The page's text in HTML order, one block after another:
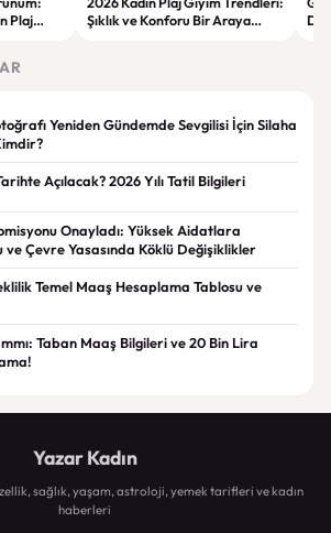
Plaj
Şıklık ve Konforu Bir Araya
Yeniden Gündemde Sevgilisi İçin Silaha
Açılacak? 2026 Yılı Tatil Bilgileri
Onayladı: Yüksek Aidatlara
ve Çevre Yasasında Köklü Değişiklikler
Temel Maaş Hesaplama Tablosu ve
Taban Maaş Bilgileri ve 20 Bin Lira
Yazar Kadın
sağlık, yaşam, astroloji, yemek tarifleri ve kadın
haberleri